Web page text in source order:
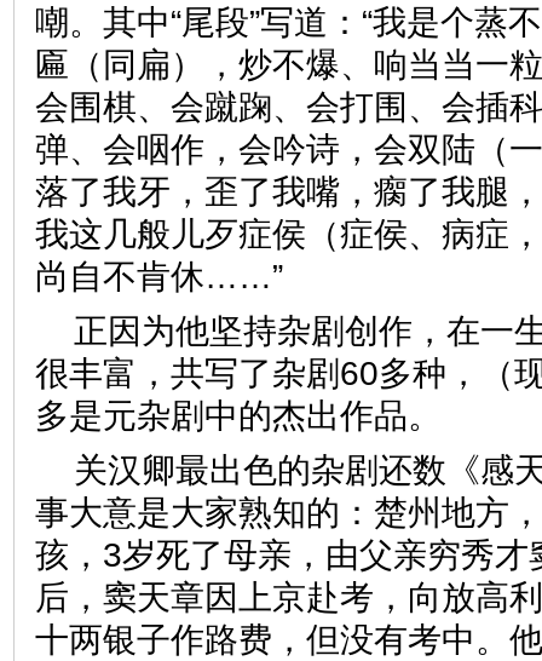
嘲。其中“尾段”写道：“我是个蒸
匾（同扁），炒不爆、响当当
会围棋、会蹴踘、会打围、会插
弹、会咽作，会吟诗，会双陆（
落了我牙，歪了我嘴，瘸了我腿
我这几般儿歹症侯（症侯、病症
尚自不肯休……”
正因为他坚持杂剧创作，在一
很丰富，共写了杂剧60多种，（
多是元杂剧中的杰出作品。
关汉卿最出色的杂剧还数《感
事大意是大家熟知的：楚州地方
孩，3岁死了母亲，由父亲穷秀才
后，窦天章因上京赴考，向放高
十两银子作路费，但没有考中。